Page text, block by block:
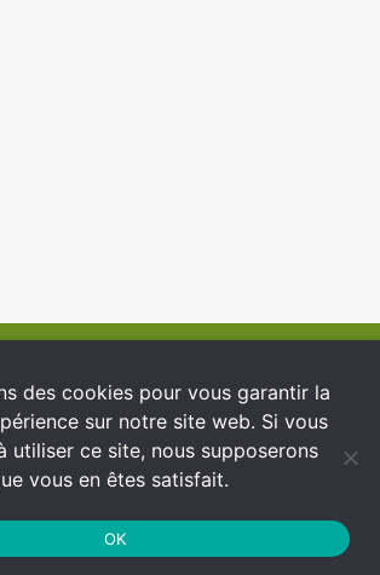
des cookies pour vous garantir la
sur notre site web. Si vous
utiliser ce site, nous supposerons
vous en êtes satisfait.
OK
générales d’utilisation
Protection des Données